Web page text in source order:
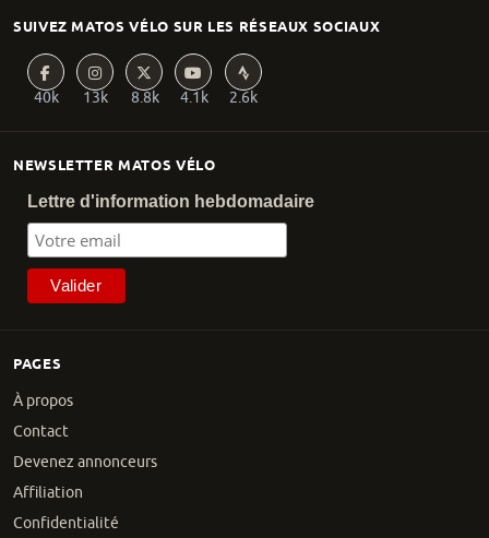
PAGES
À propos
Contact
Devenez annonceurs
Affiliation
Confidentialité
NEWSLETTER MATOS VÉLO
Lettre d'information hebdomadaire
SUIVEZ MATOS VÉLO SUR LES RÉSEAUX SOCIAUX
40k 13k 8.8k 4.1k 2.6k